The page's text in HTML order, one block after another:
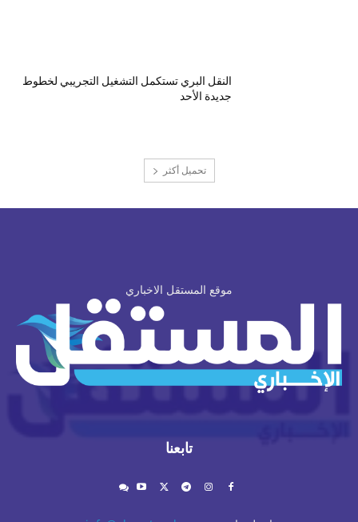
النقل البري تستكمل التشغيل التجريبي لخطوط
جديدة الأحد
تحميل أكثر
موقع المستقل الاخباري
تابعنا